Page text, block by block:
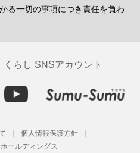
る一切の事項につき責任を負わ
らし SNSアカウント
個人情報保護方針
ールディングス